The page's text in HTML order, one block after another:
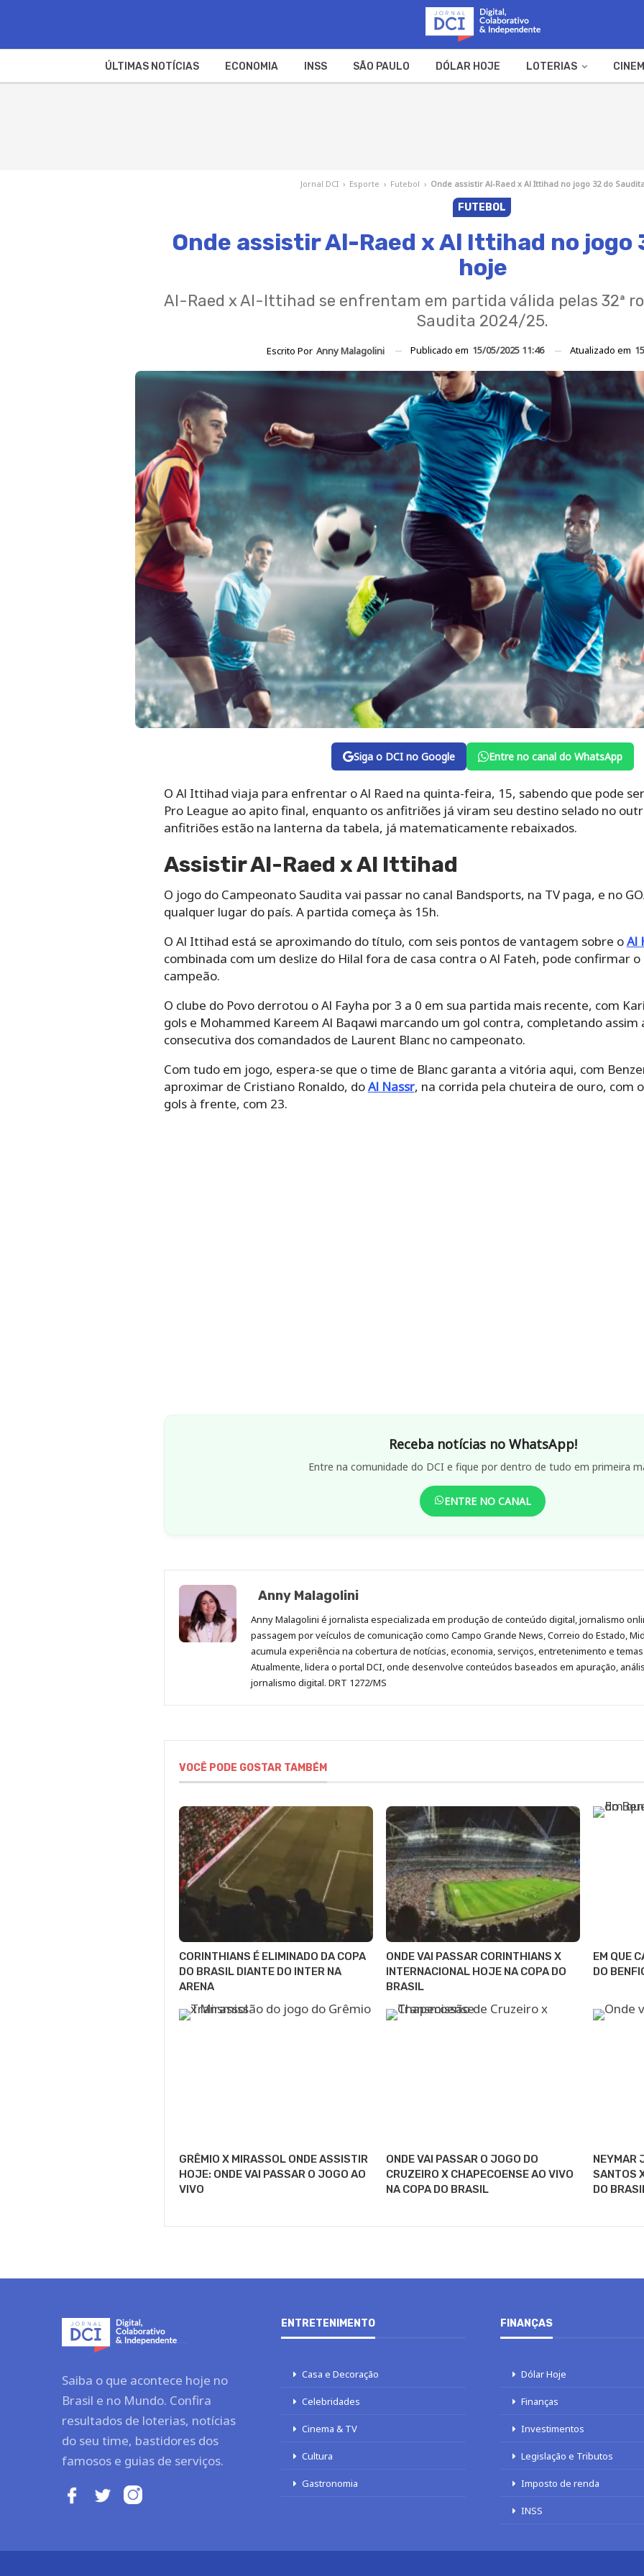
ÚLTIMAS NOTÍCIAS ECONOMIA INSS SÃO PAULO DÓLAR HOJE LOTERIAS
Jornal DCI › Esporte › Futebol › Onde assistir Al-Raed x Al Ittihad no jogo 32 do
FUTEBOL
Onde assistir Al-Raed x Al Ittihad no jogo
hoje
Al-Raed x Al-Ittihad se enfrentam em partida válida pelas 32ª
Saudita 2024/25.
Escrito Por Anny Malagolini Publicado em 15/05/2025 11:46 Atualizado em
Siga o DCI no Google Entre no canal do WhatsApp
O Al Ittihad viaja para enfrentar o Al Raed na quinta-feira, 15, sabendo que pode
Pro League ao apito final, enquanto os anfitriões já viram seu destino selado no
anfitriões estão na lanterna da tabela, já matematicamente rebaixados.
Assistir Al-Raed x Al Ittihad
O jogo do Campeonato Saudita vai passar no canal Bandsports, na TV paga, e no
qualquer lugar do país. A partida começa às 15h.
O Al Ittihad está se aproximando do título, com seis pontos de vantagem sobre oAl
combinada com um deslize do Hilal fora de casa contra o Al Fateh, pode confirmar o
campeão.
O clube do Povo derrotou o Al Fayha por 3 a 0 em sua partida mais recente, com
gols e Mohammed Kareem Al Baqawi marcando um gol contra, completando
consecutiva dos comandados de Laurent Blanc no campeonato.
Com tudo em jogo, espera-se que o time de Blanc garanta a vitória aqui, com
aproximar de Cristiano Ronaldo, doAl Nassr, na corrida pela chuteira de ouro, com
gols à frente, com 23.
Receba notícias no WhatsApp!
Entre na comunidade do DCI e fique por dentro de tudo em primeira
ENTRE NO CANAL
Anny Malagolini
Anny Malagolini é jornalista especializada em produção de conteúdo digital, jornalismo
passagem por veículos de comunicação como Campo Grande News, Correio do Estado,
acumula experiência na cobertura de notícias, economia, serviços, entretenimento e
Atualmente, lidera o portal DCI, onde desenvolve conteúdos baseados em apuração,
jornalismo digital. DRT 1272/MS
VOCÊ PODE GOSTAR TAMBÉM
CORINTHIANS É ELIMINADO DA COPA
DO BRASIL DIANTE DO INTER NA
ARENA
ONDE VAI PASSAR CORINTHIANS X
INTERNACIONAL HOJE NA COPA DO
BRASIL
EM QUE
DO
GRÊMIO X MIRASSOL ONDE ASSISTIR
HOJE: ONDE VAI PASSAR O JOGO AO
VIVO
ONDE VAI PASSAR O JOGO DO
CRUZEIRO X CHAPECOENSE AO VIVO
NA COPA DO BRASIL
NEYMAR
SANTOS
DO
Saiba o que acontece hoje no
Brasil e no Mundo. Confira
resultados de loterias, notícias
do seu time, bastidores dos
famosos e guias de serviços.
ENTRETENIMENTO
Casa e Decoração
Celebridades
Cinema & TV
Cultura
Gastronomia
FINANÇAS
Dólar Hoje
Finanças
Investimentos
Legislação e Tributos
Imposto de renda
INSS